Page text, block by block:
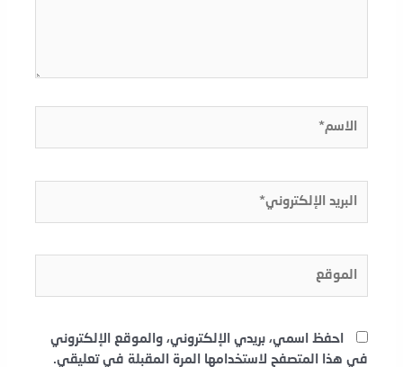
الإلكتروني*
احفظ اسمي، بريدي الإلكتروني، والموقع الإلكتروني
في هذا المتصفح لاستخدامها المرة المقبلة في تعليقي.